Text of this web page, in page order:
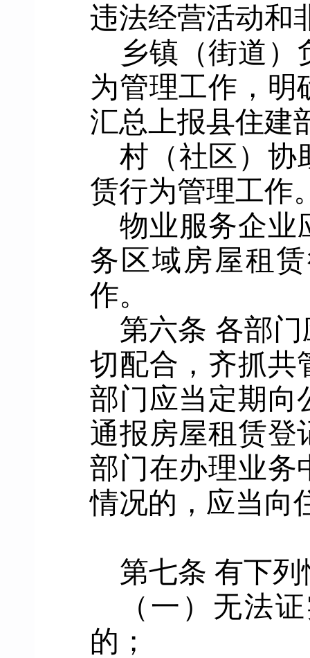
违法经营活动和
乡镇（街道）
为管理工作，明
汇总上报县住建
村（社区） 协
赁行为管理工作
物业服务企业
务区域房屋租
作。
第六条 各部
切配合，齐抓共
部门应当定期向
通报房屋租赁登
部门在办理业务
情况的，应当向
第七条 有下列
（一）无法
的 ；